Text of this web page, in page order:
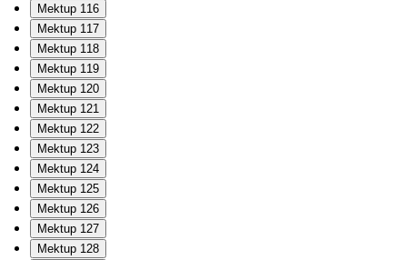
Mektup 116
Mektup 117
Mektup 118
Mektup 119
Mektup 120
Mektup 121
Mektup 122
Mektup 123
Mektup 124
Mektup 125
Mektup 126
Mektup 127
Mektup 128